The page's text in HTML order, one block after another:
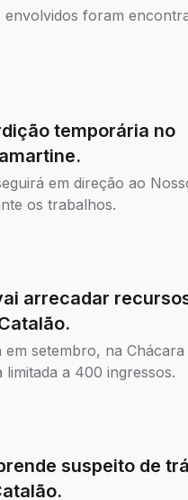
envolvidos foram
temporária no
em direção ao
os trabalhos.
arrecadar
setembro, na Chácara
a 400 ingressos.
suspeito de